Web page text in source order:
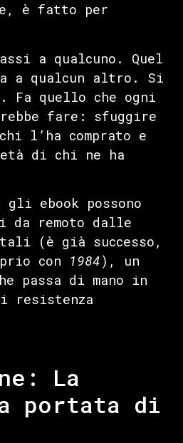
è fatto per
a qualcuno. Quel
a qualcun altro. Si
Fa quello che ogni
fare: sfuggire
l’ha comprato e
di chi ne ha
gli ebook possono
da remoto dalle
(è già successo,
con 1984), un
passa di mano in
resistenza
La
portata di